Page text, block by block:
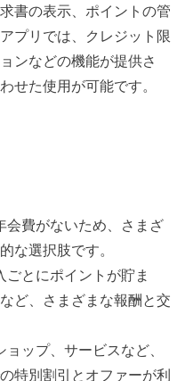
書の表示、ポイントの管
プリでは、クレジット限
ンなどの機能が提供さ
せた使用が可能です。
会費がないため、さまざ
な選択肢です。
ごとにポイントが貯ま
ど、さまざまな報酬と交
ョップ、サービスなど、
特別割引とオファーが利